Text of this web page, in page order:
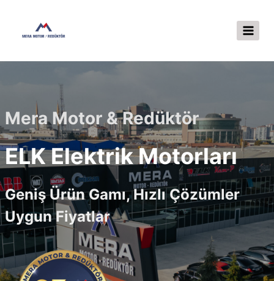
content
Mera Motor & Redüktör
ELK Elektrik Motorları
Geniş Ürün Gamı, Hızlı Çözümler
Uygun Fiyatlar